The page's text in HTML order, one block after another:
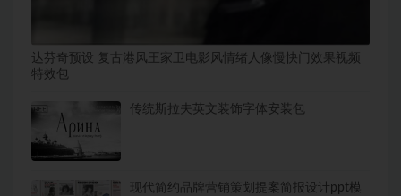
达芬奇预设 复古港风王家卫电影风情绪人像慢快门效果视频
特效包
传统斯拉夫英文装饰字体安装包
现代简约品牌营销策划提案简报设计ppt模